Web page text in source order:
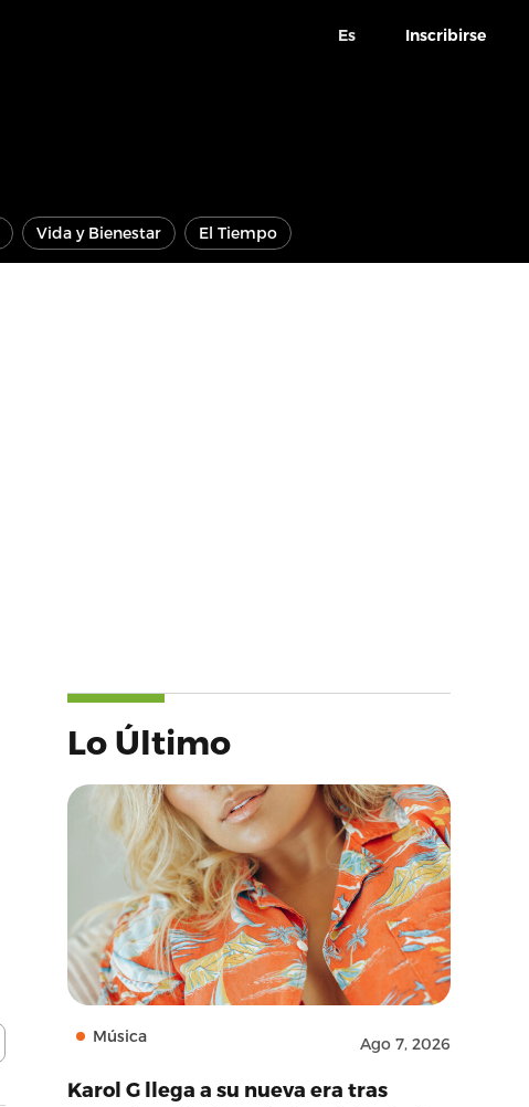
Es Inscribirse
Vida y Bienestar El Tiempo
Lo Último
Música Ago 7, 2026
Karol G llega a su nueva era tras